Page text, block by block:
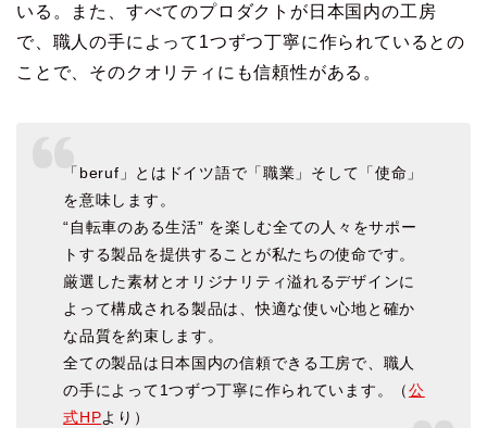
いる。また、すべてのプロダクトが日本国内の工房
で、職人の手によって1つずつ丁寧に作られているとの
ことで、そのクオリティにも信頼性がある。
「beruf」とはドイツ語で「職業」そして「使命」
を意味します。
“自転車のある生活” を楽しむ全ての人々をサポー
トする製品を提供することが私たちの使命です。
厳選した素材とオリジナリティ溢れるデザインに
よって構成される製品は、快適な使い心地と確か
な品質を約束します。
全ての製品は日本国内の信頼できる工房で、職人
の手によって1つずつ丁寧に作られています。（公
式HPより）